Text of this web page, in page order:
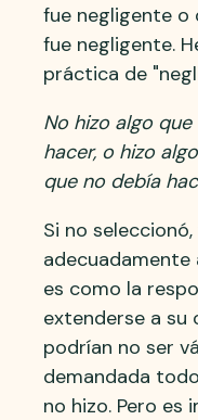
fue negligente o
fue negligente.
práctica de
No hizo algo
hacer, o hizo
que no debía
Si no
adecuadamente
es como la
extenderse a su
podrían no ser
demandada
no hizo. Pero es